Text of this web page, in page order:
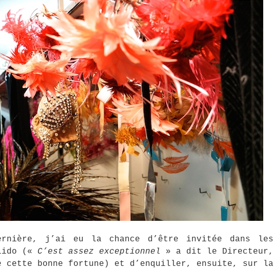
j’ai eu la chance d’être invitée dans les
(« C’est assez exceptionnel
» a dit le Directeur,
cette bonne fortune) et d’enquiller, ensuite, sur la